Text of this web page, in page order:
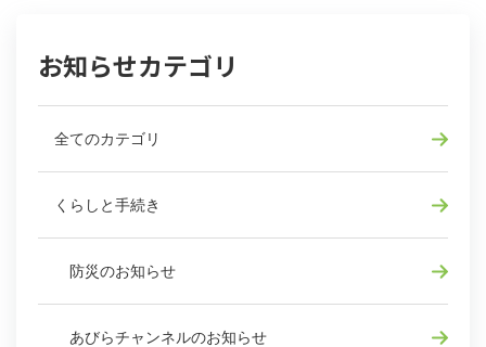
お知らせカテゴリ
全てのカテゴリ
くらしと手続き
防災のお知らせ
あびらチャンネルのお知らせ